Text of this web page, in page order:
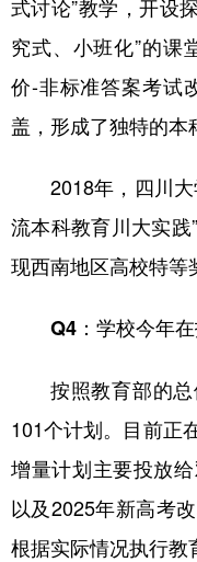
式讨论”教学，开设
究式、小班化”的课
价-非标准答案考试
盖，形成了独特的本
2018年，四川
流本科教育川大实
现西南地区高校特等
Q4：学校今年
按照教育部的
101个计划。目前正
增量计划主要投放
以及2025年新高考
根据实际情况执行教